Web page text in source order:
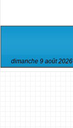
dimanche 9 août 2026